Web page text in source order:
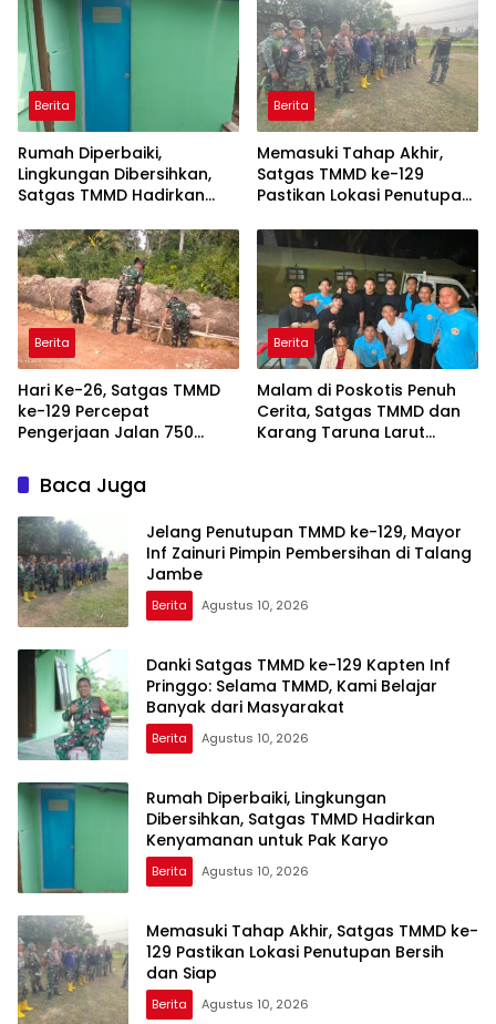
Berita
Rumah Diperbaiki,
Lingkungan Dibersihkan,
Satgas TMMD Hadirkan
Karyo
Berita
Memasuki Tahap Akhir,
Satgas TMMD ke-129
Pastikan Lokasi Penutupan
Berita
Hari Ke-26, Satgas TMMD
ke-129 Percepat
Pengerjaan Jalan 750
Berita
Malam di Poskotis Penuh
Cerita, Satgas TMMD dan
Karang Taruna Larut
Baca Juga
Jelang Penutupan TMMD ke-129, Mayor
Inf Zainuri Pimpin Pembersihan di Talang
Jambe
Berita Agustus 10, 2026
Danki Satgas TMMD ke-129 Kapten Inf
Pringgo: Selama TMMD, Kami Belajar
Banyak dari Masyarakat
Berita Agustus 10, 2026
Rumah Diperbaiki, Lingkungan
Dibersihkan, Satgas TMMD Hadirkan
Kenyamanan untuk Pak Karyo
Berita Agustus 10, 2026
Memasuki Tahap Akhir, Satgas TMMD ke-
129 Pastikan Lokasi Penutupan Bersih
dan Siap
Berita Agustus 10, 2026